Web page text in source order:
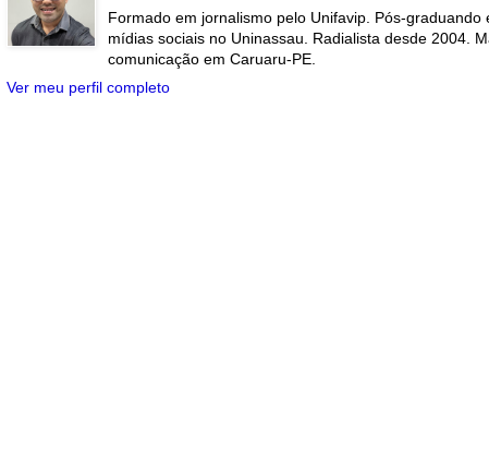
Formado em jornalismo pelo Unifavip. Pós-graduando
mídias sociais no Uninassau. Radialista desde 2004.
comunicação em Caruaru-PE.
Ver meu perfil completo